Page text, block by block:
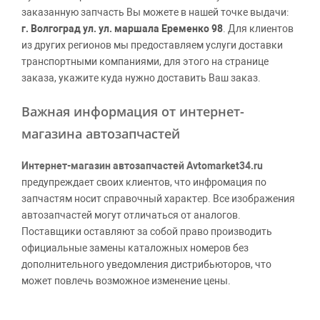
заказанную запчасть Вы можете в нашей точке выдачи:
г. Волгоград ул. ул. маршала Еременко 98 . Для клиентов
из других регионов мы предоставляем услуги доставки
транспортными компаниями, для этого на странице
заказа, укажите куда нужно доставить Ваш заказ.
Важная информация от интернет-
магазина автозапчастей
Интернет-магазин автозапчастей Avtomarket34.ru
предупреждает своих клиентов, что инфромация по
запчастям носит справочный характер. Все изображения
автозапчастей могут отличаться от аналогов.
Поставщики оставляют за собой право производить
официальные замены каталожных номеров без
дополнительного уведомления дистрибьюторов, что
может повлечь возможное изменение цены.